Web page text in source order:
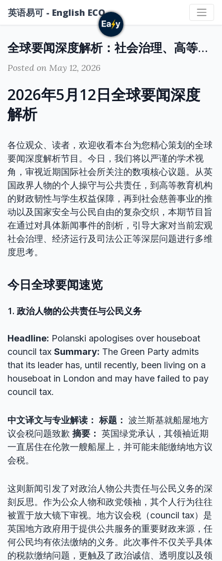
英语易可 - English ECO
全球要闻深度解析：社会治理、高等教育与公共安全议题的宏观审视
Posted on May 12, 2026
2026年5月12日全球要闻深度
解析
各位观众、读者，欢迎收看本台为您精心策划的全球
要闻深度解析节目。今日，我们将以严谨的学术视
角，审视近期国际社会所关注的数项核心议题。从英
国政界人物的个人操守与公共责任，到高等教育机构
的财政韧性与学生权益保障，再到社会慈善事业的推
动以及国家安全与公民自由的复杂交织，本期节目旨
在通过对具体新闻事件的剖析，引导大家对当前宏观
社会治理、经济运行及司法公正等深层问题进行多维
度思考。
今日全球要闻速览
1. 政治人物的公共责任与公民义务
Headline: Polanski apologises over houseboat
council tax Summary: The Green Party admits
that its leader has, until recently, been living on a
houseboat in London and may have failed to pay
council tax.
中文译文与专业解读： 标题： 波兰斯基就船屋地方
议会税问题致歉 摘要： 英国绿党承认，其领袖近期
一直居住在伦敦一艘船屋上，并可能未能缴纳地方议
会税。
这则新闻引发了对政治人物公共责任与公民义务的深
刻反思。作为公众人物和政党领袖，其个人行为往往
被置于放大镜下审视。地方议会税（council tax）是
英国地方政府用于提供公共服务的重要财政来源，任
何公民均有依法缴纳的义务。此次事件不仅关乎具体
的税款缴纳问题，更触及了政治诚信、透明度以及领